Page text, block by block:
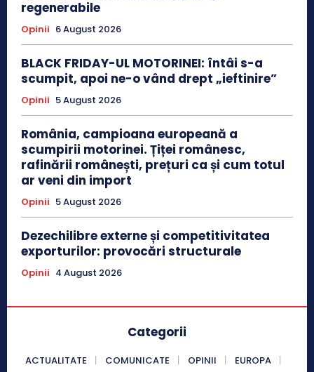
regenerabile
Opinii 6 August 2026
BLACK FRIDAY-UL MOTORINEI: întâi s-a
scumpit, apoi ne-o vând drept „ieftinire”
Opinii 5 August 2026
România, campioana europeană a
scumpirii motorinei. Țiței românesc,
rafinării românești, prețuri ca și cum totul
ar veni din import
Opinii 5 August 2026
Dezechilibre externe și competitivitatea
exporturilor: provocări structurale
Opinii 4 August 2026
Categorii
ACTUALITATE COMUNICATE OPINII
EUROPA